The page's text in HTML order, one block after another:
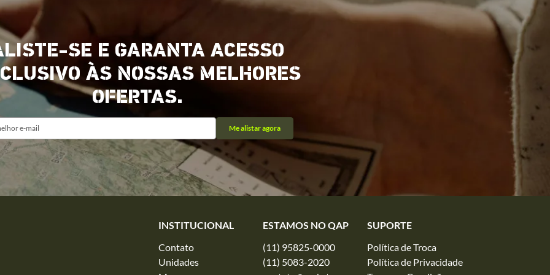
SE E GARANTA ACESSO
ÀS NOSSAS MELHORES
OFERTAS.
Me alistar agora
INSTITUCIONAL
Contato
Unidades
ESTAMOS NO QAP
(11) 95825-0000
(11) 5083-2020
SUPORTE
Política de Troca
Política de Privacidade